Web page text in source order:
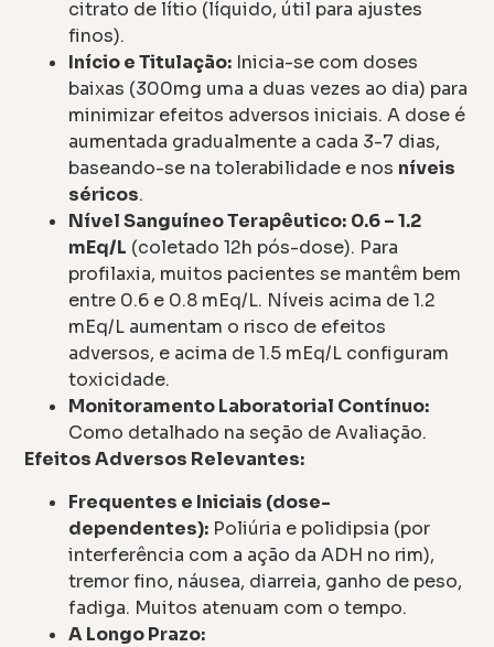
citrato de lítio (líquido, útil para ajustes
finos).
Início e Titulação: Inicia-se com doses
baixas (300mg uma a duas vezes ao dia) para
minimizar efeitos adversos iniciais. A dose é
aumentada gradualmente a cada 3-7 dias,
baseando-se na tolerabilidade e nos níveis
séricos.
Nível Sanguíneo Terapêutico: 0.6 – 1.2
mEq/L (coletado 12h pós-dose). Para
profilaxia, muitos pacientes se mantêm bem
entre 0.6 e 0.8 mEq/L. Níveis acima de 1.2
mEq/L aumentam o risco de efeitos
adversos, e acima de 1.5 mEq/L configuram
toxicidade.
Monitoramento Laboratorial Contínuo:
Como detalhado na seção de Avaliação.
Efeitos Adversos Relevantes:
Frequentes e Iniciais (dose-
dependentes): Poliúria e polidipsia (por
interferência com a ação da ADH no rim),
tremor fino, náusea, diarreia, ganho de peso,
fadiga. Muitos atenuam com o tempo.
A Longo Prazo: